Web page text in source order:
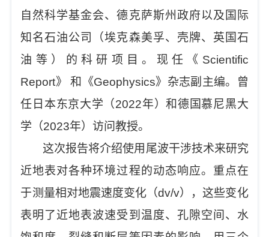
自然科学基金会、德克萨斯州政府以及国际
知名石油公司（埃克森美孚、壳牌、英国石
油等）的科研项目。现任《Scientific
Report》 和《Geophysics》杂志副主编。曾
任日本东京大学（2022年）和德国慕尼黑大
学（2023年）访问教授。
这次报告将介绍使用尾波干涉技术来研究
近地表对各种环境过程的动态响应。重点在
于测量相对地震速度变化（dv/v），这些变化
表明了近地表波速受到温度、孔隙空间、水